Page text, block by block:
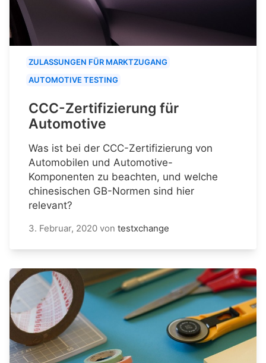
ZULASSUNGEN FÜR MARKTZUGANG
AUTOMOTIVE TESTING
CCC-Zertifizierung für
Automotive
Was ist bei der CCC-Zertifizierung von
Automobilen und Automotive-
Komponenten zu beachten, und welche
chinesischen GB-Normen sind hier
relevant?
3. Februar, 2020 von testxchange